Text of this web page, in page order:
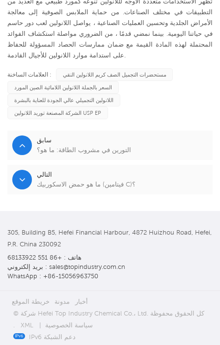
التطبيقات في مختلف الصناعات. من حماية الملابس الصوفية إلى معالجة
الأمراض الجلدية وتحسين العمليات الصناعية ، يواصل اللانولين لعب دور حاسم
في حياتنا اليومية. بينما نمضي قدمًا ، من الضروري مواصلة استكشاف الفوائد
المحتملة لهذه المادة القيمة مع ضمان ممارسات الحصاد المسؤولة للحفاظ
على استدامة موارد اللانولين للأجيال القادمة.
العلامات الساخنة :
مستحضرات التجميل الصف كريم اللانولين النقي
السعر بالجملة اللانولين اللامائية الصين المورد
اللانولين التجميلي عالي الجودة للعناية بالبشرة
الشركة المصنعة توريد اللانولين USP EP
سابق
التورين في مشروب الطاقة: ما هو؟
التالي
ما هو حمض الاسكوربيك (فيتامين C)؟
305, Building B5, Hefei Financial Harbour, 4872 Huizhou Road, Hefei,
P.R. China 230092
هاتف : +86 551 68133922
بريد إلكتروني : sales@topindustry.com.cn
WhatsApp : +86-15056963750
خريطة الموقع مدونة
أخبار
© شركة Hefei Top Industry Chemical Co.، Ltd. كل الحقوق محفوظة
.
XML
سياسة الخصوصية
IPv6 دعم الشبكة